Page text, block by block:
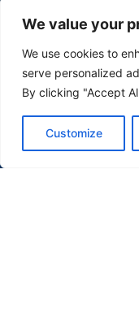
We value your
We use cookies to
serve personalized
By clicking "Accept
Customize
(47) 9